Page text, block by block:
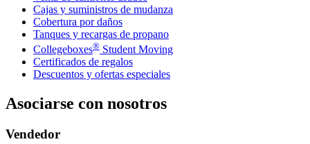
Cajas y suministros de mudanza
Cobertura por daños
Tanques y recargas de propano
Collegeboxes® Student Moving
Certificados de regalos
Descuentos y ofertas especiales
Asociarse con nosotros
Vendedor